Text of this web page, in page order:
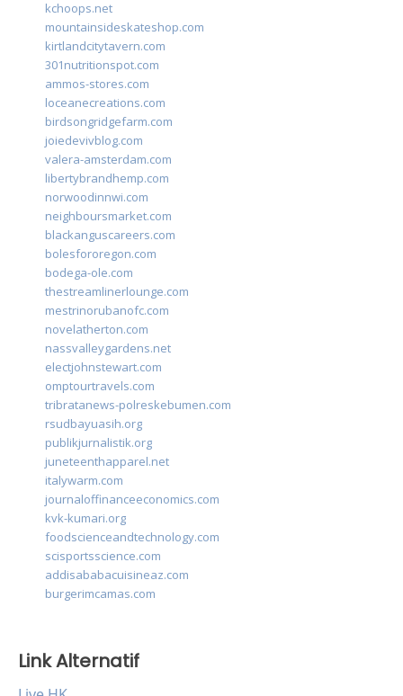
kchoops.net
mountainsideskateshop.com
kirtlandcitytavern.com
301nutritionspot.com
ammos-stores.com
loceanecreations.com
birdsongridgefarm.com
joiedevivblog.com
valera-amsterdam.com
libertybrandhemp.com
norwoodinnwi.com
neighboursmarket.com
blackanguscareers.com
bolesfororegon.com
bodega-ole.com
thestreamlinerlounge.com
mestrinorubanofc.com
novelatherton.com
nassvalleygardens.net
electjohnstewart.com
omptourtravels.com
tribratanews-polreskebumen.com
rsudbayuasih.org
publikjurnalistik.org
juneteenthapparel.net
italywarm.com
journaloffinanceeconomics.com
kvk-kumari.org
foodscienceandtechnology.com
scisportsscience.com
addisababacuisineaz.com
burgerimcamas.com
Link Alternatif